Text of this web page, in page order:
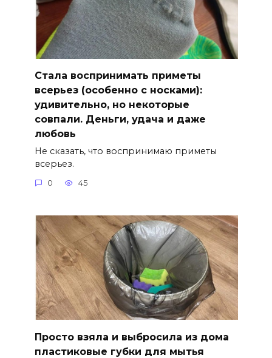
Стала воспринимать приметы
всерьез (особенно с носками):
удивительно, но некоторые
совпали. Деньги, удача и даже
любовь
Не сказать, что воспринимаю приметы
всерьез.
0 45
Просто взяла и выбросила из дома
пластиковые губки для мытья